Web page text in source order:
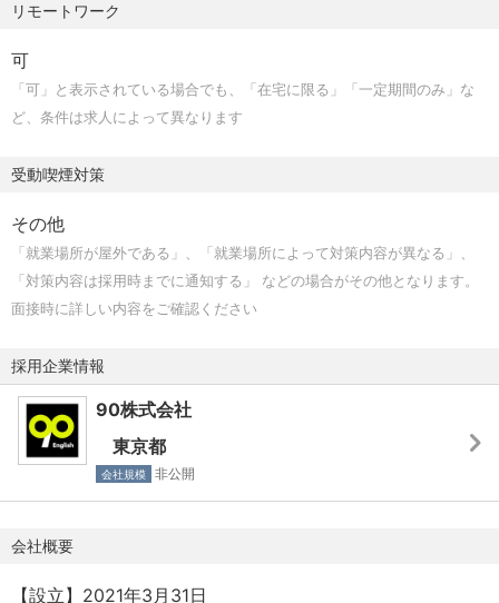
安全性が高く、年次を問わず挑戦を称える文化が根付いて
おり、高い目標を掲げながらもメンバー同士が互いに高め
合えるプロフェッショナル集団です。
・マーケティング全体戦略の設計
・KPI設計、数値分析、改善サイクル構築
・マーケ予算の設計・投資判断
・外部パートナーとの連携 など
【期待する役割】
・90 Englishの魅力を、正しく市場に届けること
・再現性のあるリード獲得モデルをつくること
・事業成長をマーケの側面から支えること
試し、磨いていく役割です。
の所定労働日数
■ 福利厚生
・リゾートワークス
全国のホテル・リゾートに最大80%OFFで宿泊できるサ
ービス。2親等以内の家族も利用可能です。
社員限定の通販サイト。食品や日用品をお得に購入で
き、フードロス削減にもつながります。
リモートワーク
可
「可」と表示されている場合でも、「在宅に限る」「一定期間のみ」な
ど、条件は求人によって異なります
受動喫煙対策
その他
「就業場所が屋外である」、「就業場所によって対策内容が異なる」、
「対策内容は採用時までに通知する」 などの場合がその他となります。
面接時に詳しい内容をご確認ください
採用企業情報
90株式会社
東京都
会社規模 非公開
会社概要
【設立】2021年3月31日